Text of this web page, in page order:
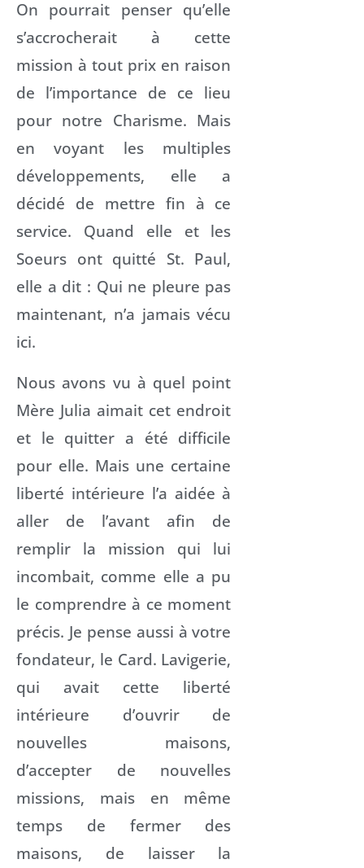
On pourrait penser qu’elle
s’accrocherait à cette
mission à tout prix en raison
de l’importance de ce lieu
pour notre Charisme. Mais
en voyant les multiples
développements, elle a
décidé de mettre fin à ce
service. Quand elle et les
Soeurs ont quitté St. Paul,
elle a dit : Qui ne pleure pas
maintenant, n’a jamais vécu
ici.
Nous avons vu à quel point
Mère Julia aimait cet endroit
et le quitter a été difficile
pour elle. Mais une certaine
liberté intérieure l’a aidée à
aller de l’avant afin de
remplir la mission qui lui
incombait, comme elle a pu
le comprendre à ce moment
précis. Je pense aussi à votre
fondateur, le Card. Lavigerie,
qui avait cette liberté
intérieure d’ouvrir de
nouvelles maisons,
d’accepter de nouvelles
missions, mais en même
temps de fermer des
maisons, de laisser la